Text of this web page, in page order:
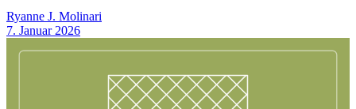
Ryanne J. Molinari
7. Januar 2026